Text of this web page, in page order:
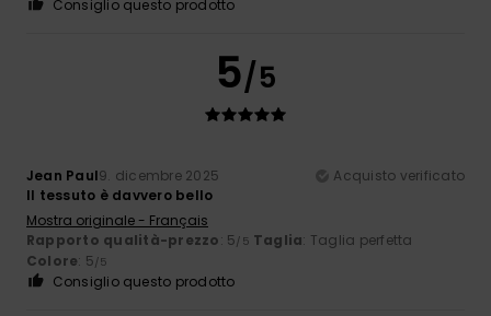
Consiglio questo prodotto
5/5
Jean Paul9. dicembre 2025
Acquisto verificato
Il tessuto è davvero bello
Mostra originale - Français
Rapporto qualità-prezzo: 5/5 Taglia: Taglia perfetta
Colore: 5/5
Consiglio questo prodotto